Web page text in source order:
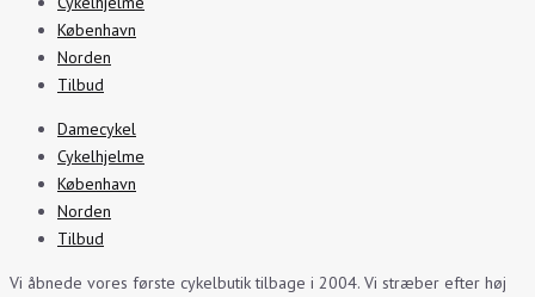
København
Norden
Tilbud
Damecykel
Cykelhjelme
København
Norden
Tilbud
Vi åbnede vores første cykelbutik tilbage i 2004. Vi stræber efter høj